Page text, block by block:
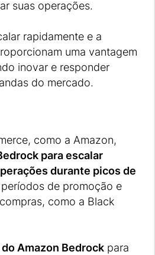
suas operações.
rapidamente e a
uma vantagem
inovar e responder
do mercado.
como a Amazon,
para escalar
durante picos de
de promoção e
como a Black
Amazon Bedrock para